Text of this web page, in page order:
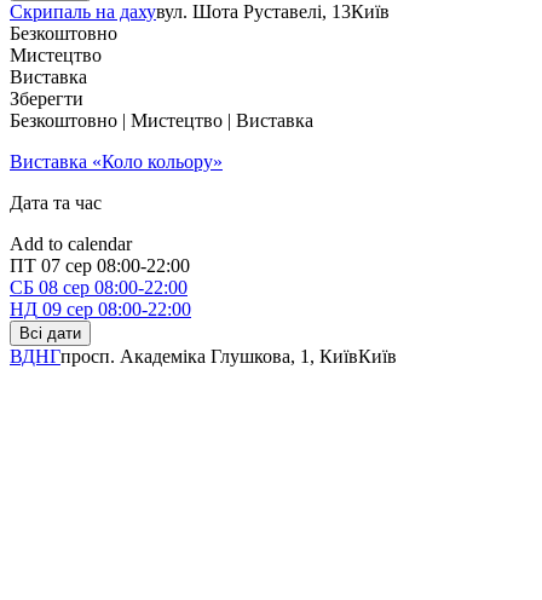
Скрипаль на дахувул. Шота Руставелі, 13Київ
Безкоштовно
Мистецтво
Виставка
Зберегти
Безкоштовно | Мистецтво | Виставка
Виставка «Коло кольору»
Дата та час
Add to calendar
ПТ 07 сер 08:00-22:00
СБ 08 сер 08:00-22:00
НД 09 сер 08:00-22:00
Всі дати
ВДНГпросп. Академіка Глушкова, 1, КиївКиїв